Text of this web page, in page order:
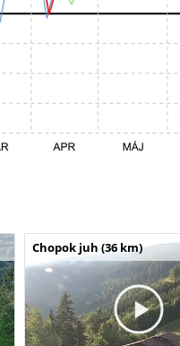
Chopok juh (36 km)